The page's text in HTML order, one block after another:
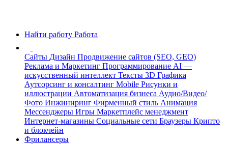
Найти работу Работа
Сайты Дизайн Продвижение сайтов (SEO, GEO)
Реклама и Маркетинг Программирование AI —
искусственный интеллект Тексты 3D Графика
Аутсорсинг и консалтинг Mobile Рисунки и
иллюстрации Автоматизация бизнеса Аудио/Видео/
Фото Инжиниринг Фирменный стиль Анимация
Мессенджеры Игры Маркетплейс менеджмент
Интернет-магазины Социальные сети Браузеры Крипто
и блокчейн
Фрилансеры